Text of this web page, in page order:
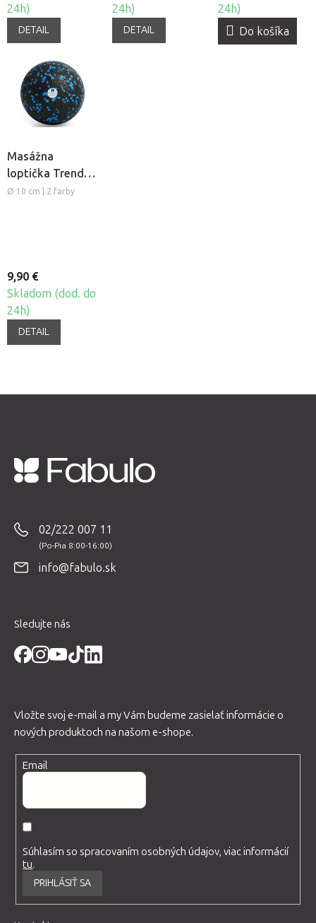
24h)
DETAIL
24h)
DETAIL
24h)
Do košíka
Masážna
loptička Trendy
Bola L
Ø 10 cm | 2 farby
9,90 €
Skladom (dod. do
24h)
DETAIL
02/222 007 11
info@fabulo.sk
Sledujte nás
Vložte svoj e-mail a my Vám budeme zasielať informácie o
nových produktoch na našom e-shope.
Email
Súhlasím so spracovaním osobných údajov, viac informácií
tu.
PRIHLÁSIŤ SA